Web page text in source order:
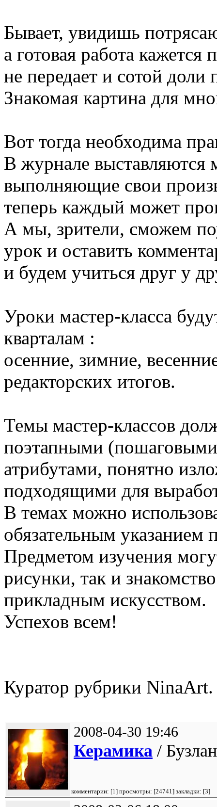
Бывает, увидишь
а готовая работа
не передает и сотой доли
Знакомая картина для
Вот тогда необходима
В журнале выставляются
выполняющие свои
теперь каждый может
А мы, зрители, сможем
урок и оставить
и будем учиться друг у
Уроки мастер-класса
кварталам :
осенние, зимние,
редакторских итогов.
Темы мастер-классов
поэтапными
атрибутами, понятно
подходящими для
В темах можно
обязательным указанием
Предметом изучения
рисунки, так и
прикладным искусством.
Успехов всем!
Куратор рубрики NinaArt.
2008-04-30 19:46
Керамика /
комментарии: [1] просмотры: [24741] закладки: [3]